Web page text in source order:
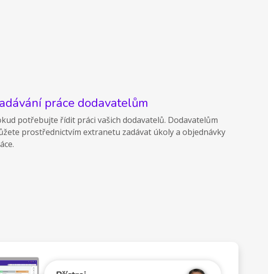
práce dodavatelům
potřebujte řídit práci vašich dodavatelů. Dodavatelům
prostřednictvím extranetu zadávat úkoly a objednávky